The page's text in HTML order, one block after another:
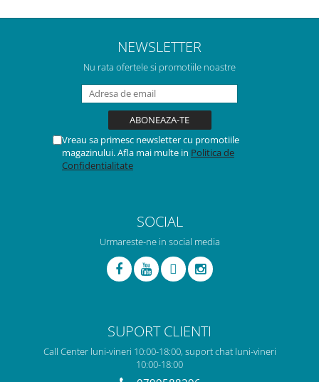
NEWSLETTER
Nu rata ofertele si promotiile noastre
Vreau sa primesc newsletter cu promotiile
magazinului. Afla mai multe in Politica de
Confidentialitate
SOCIAL
Urmareste-ne in social media
SUPORT CLIENTI
Call Center luni-vineri 10:00-18:00, suport chat luni-vineri
10:00-18:00